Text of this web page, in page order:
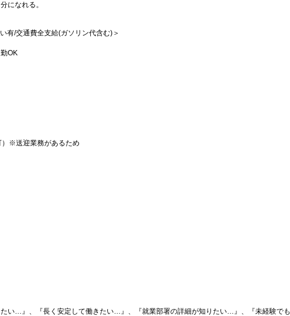
になれる。
/交通費全支給(ガソリン代含む)＞
OK
※送迎業務があるため
たい…』、『長く安定して働きたい…』、『就業部署の詳細が知りたい…』、『未経験でも